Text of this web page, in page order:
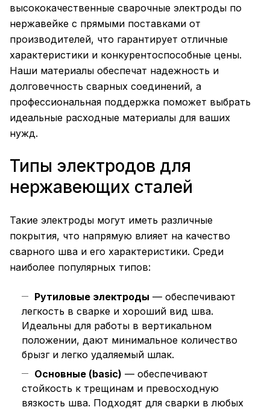
высококачественные сварочные электроды по
нержавейке с прямыми поставками от
производителей, что гарантирует отличные
характеристики и конкурентоспособные цены.
Наши материалы обеспечат надежность и
долговечность сварных соединений, а
профессиональная поддержка поможет выбрать
идеальные расходные материалы для ваших
нужд.
Типы электродов для
нержавеющих сталей
Такие электроды могут иметь различные
покрытия, что напрямую влияет на качество
сварного шва и его характеристики. Среди
наиболее популярных типов:
Рутиловые электроды — обеспечивают
легкость в сварке и хороший вид шва.
Идеальны для работы в вертикальном
положении, дают минимальное количество
брызг и легко удаляемый шлак.
Основные (basic) — обеспечивают
стойкость к трещинам и превосходную
вязкость шва. Подходят для сварки в любых